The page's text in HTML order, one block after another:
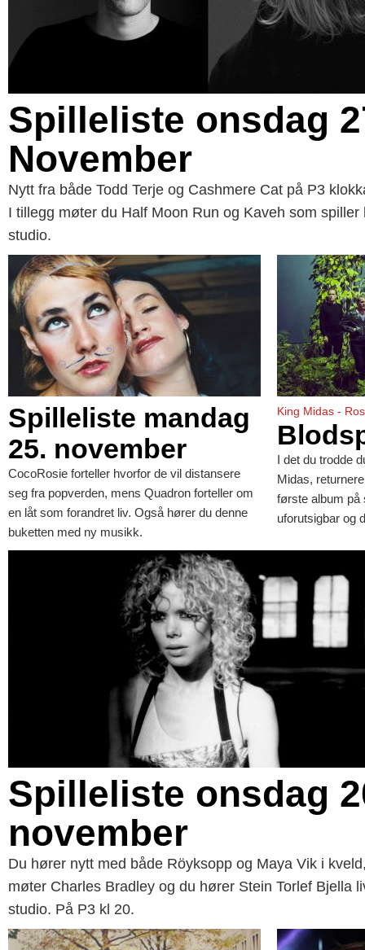
Spilleliste onsdag
November
Nytt fra både Todd Terje og Cashmere Cat på P3
I tillegg møter du Half Moon Run og Kaveh som spiller
studio.
Spilleliste mandag
25. november
CocoRosie forteller hvorfor de vil distansere
seg fra popverden, mens Quadron forteller om
en låt som forandret liv. Også hører du denne
buketten med ny musikk.
King Midas -
I det du trodde
Midas,
første album på
uforutsigbar og
Spilleliste onsdag
november
Du hører nytt med både Röyksopp og Maya Vik i
møter Charles Bradley og du hører Stein Torlef Bjella
studio. På P3 kl 20.